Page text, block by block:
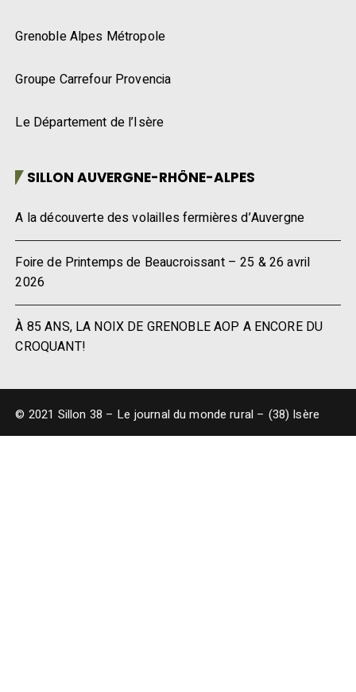
Grenoble Alpes Métropole
Groupe Carrefour Provencia
Le Département de l’Isère
SILLON AUVERGNE-RHÔNE-ALPES
A la découverte des volailles fermières d’Auvergne
Foire de Printemps de Beaucroissant – 25 & 26 avril
2026
À 85 ANS, LA NOIX DE GRENOBLE AOP A ENCORE DU
CROQUANT!
© 2021 Sillon 38 – Le journal du monde rural – (38) Isère